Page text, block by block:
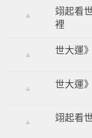
翊起看
裡
世大運
世大運
翊起看